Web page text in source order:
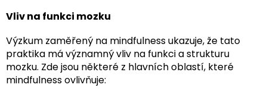
Vliv na funkci mozku
Výzkum zaměřený na mindfulness ukazuje, že tato
praktika má významný vliv na funkci a strukturu
mozku. Zde jsou některé z hlavních oblastí, které
mindfulness ovlivňuje: